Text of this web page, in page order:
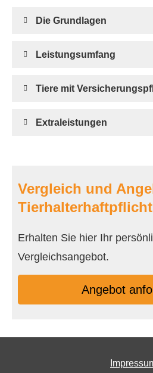
Die Grundlagen
Leistungsumfang
Tiere mit
Extraleistungen
Vergleich und
Tierhalterhaftpflicht
Erhalten Sie hier Ihr
Vergleichsangebot.
An­ge­bot